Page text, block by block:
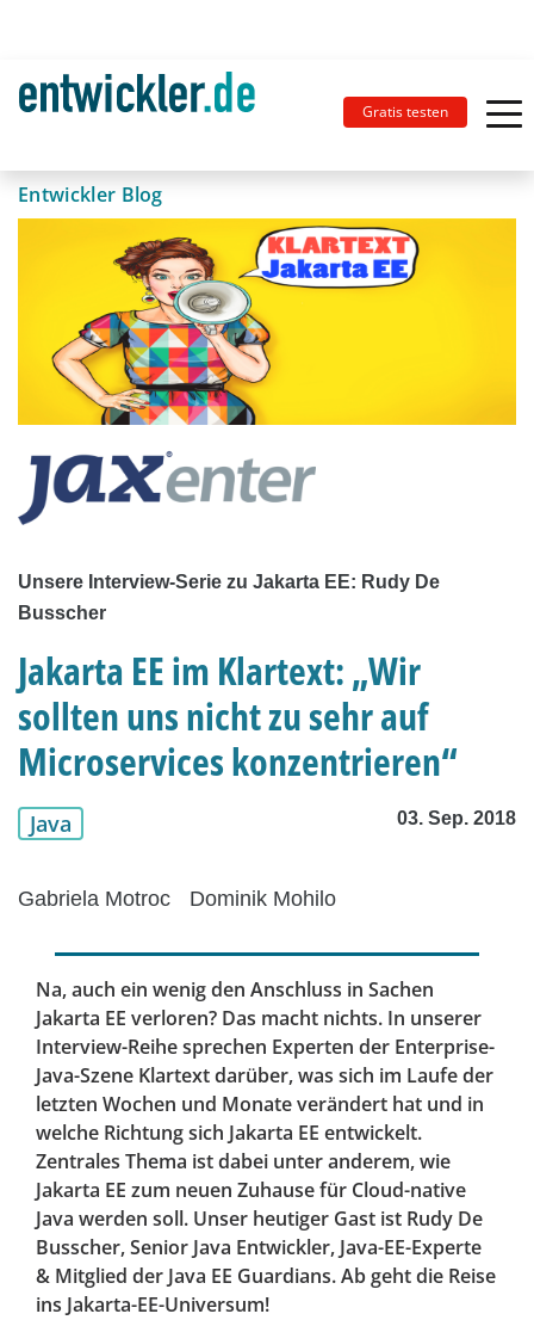
Gratis testen
Entwickler Blog
Unsere Interview-Serie zu Jakarta EE: Rudy De
Busscher
Jakarta EE im Klartext: „Wir
sollten uns nicht zu sehr auf
Microservices konzentrieren“
Java 03. Sep. 2018
Gabriela Motroc Dominik Mohilo
Na, auch ein wenig den Anschluss in Sachen
Jakarta EE verloren? Das macht nichts. In unserer
Interview-Reihe sprechen Experten der Enterprise-
Java-Szene Klartext darüber, was sich im Laufe der
letzten Wochen und Monate verändert hat und in
welche Richtung sich Jakarta EE entwickelt.
Zentrales Thema ist dabei unter anderem, wie
Jakarta EE zum neuen Zuhause für Cloud-native
Java werden soll. Unser heutiger Gast ist Rudy De
Busscher, Senior Java Entwickler, Java-EE-Experte
& Mitglied der Java EE Guardians. Ab geht die Reise
ins Jakarta-EE-Universum!